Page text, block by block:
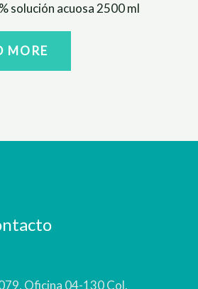
solución acuosa 2500 ml
MORE
Oficina 04-130 Col.